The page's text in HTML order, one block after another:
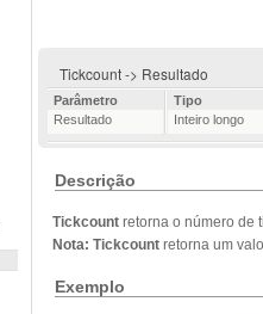
Tickcount -> Resultado
Parâmetro Tipo
Resultado
Inteiro longo
Descrição
Tickcount retorna o número de
Nota: Tickcount retorna um
Exemplo